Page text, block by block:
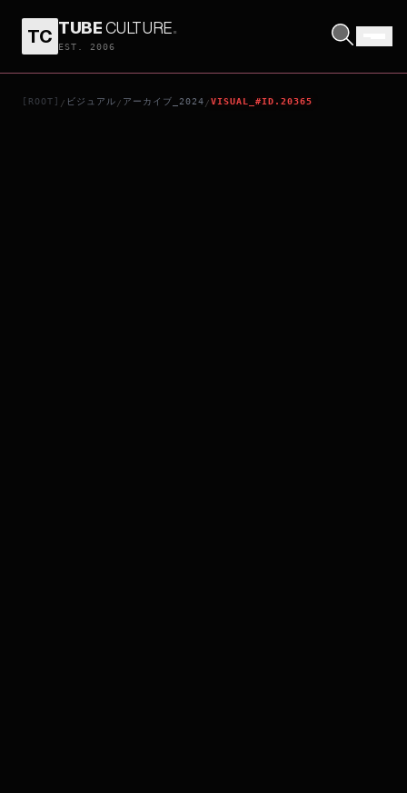
TC TUBECULTURE.
EST. 2006
[ROOT] / ビジュアル / アーカイブ_2024 /VISUAL_#ID.20365
とりつくしま